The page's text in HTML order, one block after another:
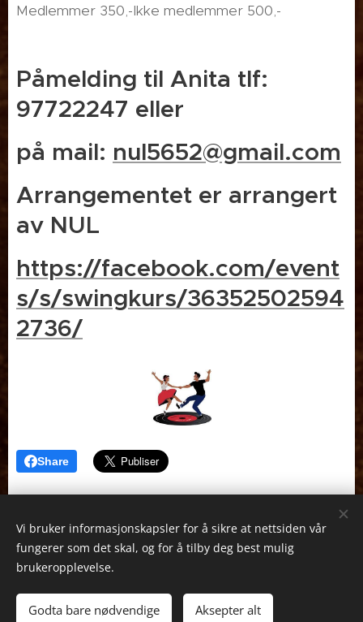
Medlemmer 350,-Ikke medlemmer 500,-
Påmelding til Anita tlf:
97722247 eller
på mail: nul5652@gmail.com
Arrangementet er arrangert
av NUL
https://facebook.com/event
s/s/swingkurs/36352502594
2736/
Share
NORDBYGDA UNGDOMSLAG
Informasjonskapsler
Vi bruker informasjonskapsler for å sikre at nettsiden vår
fungerer som det skal, og for å tilby deg best mulig
brukeropplevelse.
Godta bare nødvendige Aksepter alt